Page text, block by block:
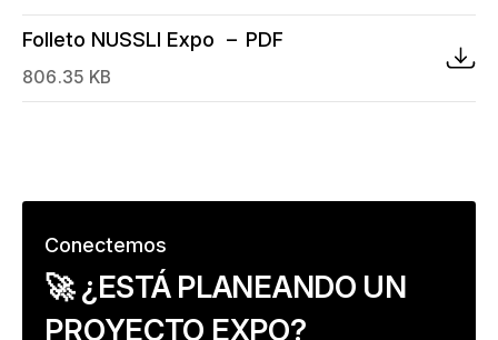
Folleto NUSSLI Expo PDF
806.35 KB
Conectemos
–
🚀 ¿ESTÁ PLANEANDO UN
PROYECTO EXPO?